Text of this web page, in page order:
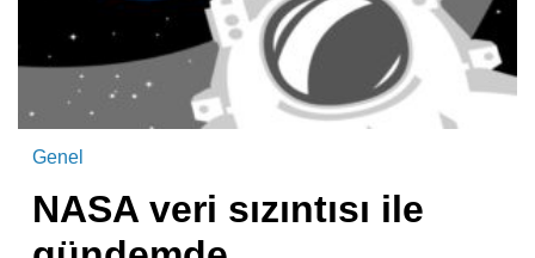
Genel
NASA veri sızıntısı ile